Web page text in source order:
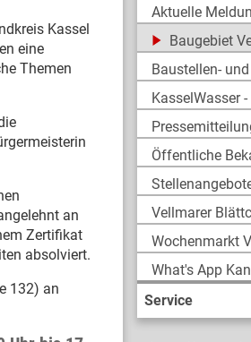
Aktuelle
Baugebiet
Baustellen-
KasselWasser
Öffentliche
Vellmarer
Wochenmarkt
What's App
Service
Kassel
eine
Themen
an
Zertifikat
absolviert.
132) an